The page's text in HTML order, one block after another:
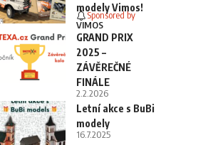
modely Vimos!
Sponsored by
VIMOS
GRAND PRIX
2025 –
ZÁVĚREČNÉ
FINÁLE
2.2.2026
Letní akce s BuBi
modely
16.7.2025